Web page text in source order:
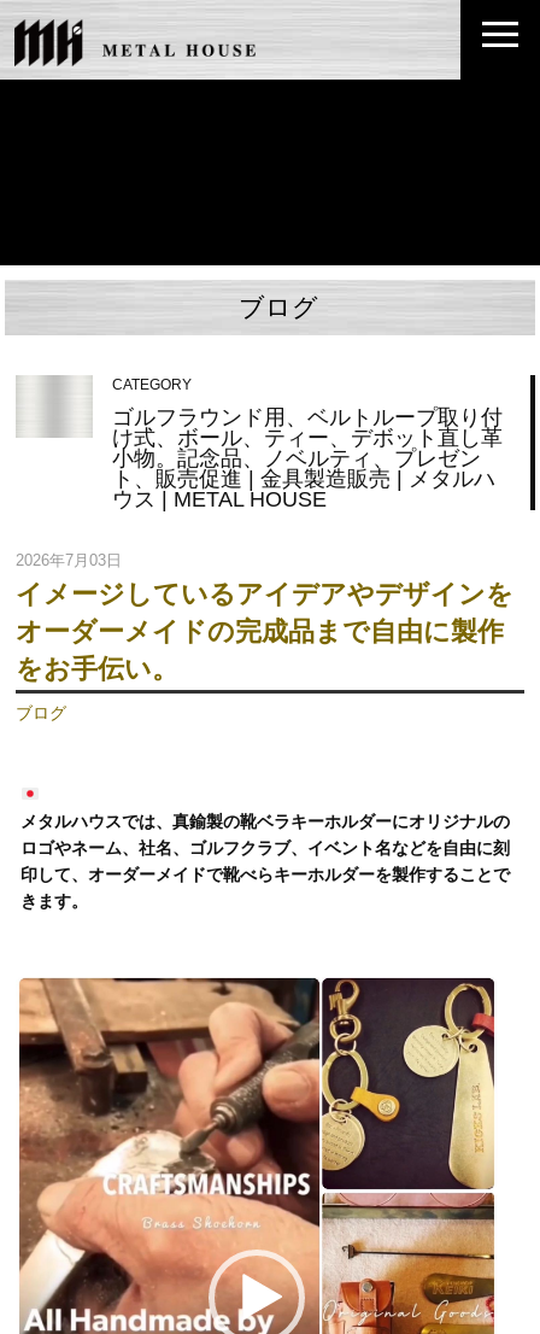
ブログ
CATEGORY
ゴルフラウンド用、ベルトループ取り付
け式、ボール、ティー、デボット直し革
小物。記念品、ノベルティ、プレゼン
ト、販売促進 | 金具製造販売 | メタルハ
ウス | METAL HOUSE
2026年7月03日
イメージしているアイデアやデザインを
オーダーメイドの完成品まで自由に製作
をお手伝い。
ブログ
メタルハウスでは、真鍮製の靴ベラキーホルダーにオリジナルの
ロゴやネーム、社名、ゴルフクラブ、イベント名などを自由に刻
印して、オーダーメイドで靴べらキーホルダーを製作することで
きます。
動
画
プ
レ
ー
ヤ
ー